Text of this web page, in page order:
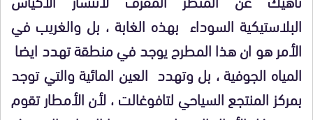
البلاستيكية السوداء بهذه الغابة ، بل والغريب في
الأمر هو ان هذا المطرح يوجد في منطقة تهدد ايضا
المياه الجوفية ، بل وتهدد العين المائية والتي توجد
بمركز المنتجع السياحي لتافوغالت ، لأن الأمطار تقوم